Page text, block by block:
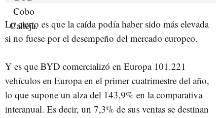
Lo cierto es que la caída podía haber sido más elevada
si no fuese por el desempeño del mercado europeo.
Y es que BYD comercializó en Europa 101.221
vehículos en Europa en el primer cuatrimestre del año,
lo que supone un alza del 143,9% en la comparativa
interanual. Es decir, un 7,3% de sus ventas se destinan